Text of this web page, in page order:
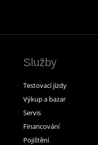
Služby
Testovací jízdy
Výkup a bazar
Servis
Financování
Pojištění